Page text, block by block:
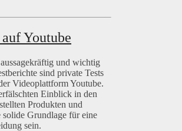
Youtube
und wichtig
sind private Tests
Videoplattform Youtube.
Einblick in den
Produkten und
solide Grundlage für eine
sein.